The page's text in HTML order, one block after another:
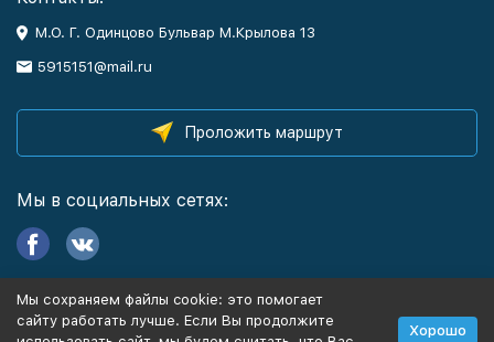
М.О. Г. Одинцово Бульвар М.Крылова 13
5915151@mail.ru
Проложить маршрут
Мы в социальных сетях:
Информация
Мы сохраняем файлы cookie: это помогает
сайту работать лучше. Если Вы продолжите
Хорошо